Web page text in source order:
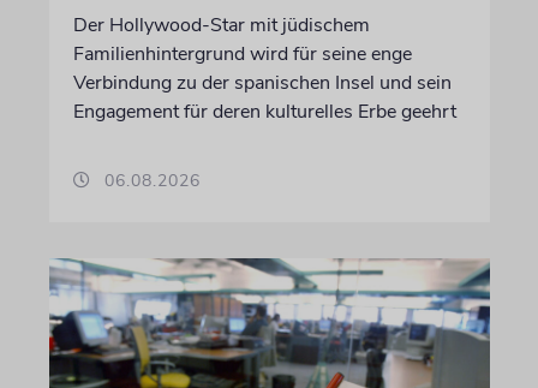
Der Hollywood-Star mit jüdischem
Familienhintergrund wird für seine enge
Verbindung zu der spanischen Insel und sein
Engagement für deren kulturelles Erbe geehrt
06.08.2026